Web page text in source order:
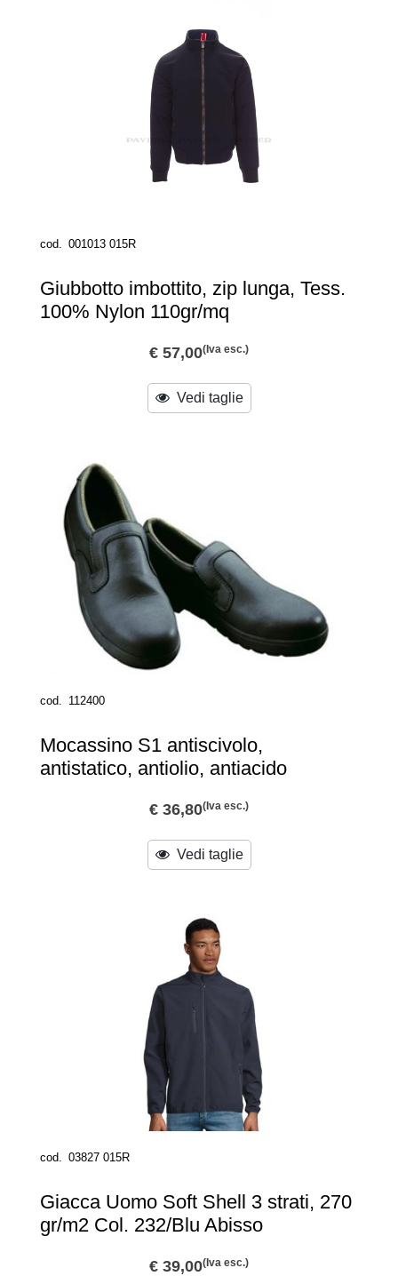
cod. 001013 015R
Giubbotto imbottito, zip lunga, Tess.
100% Nylon 110gr/mq
€ 57,00(Iva esc.)
Vedi taglie
cod. 112400
Mocassino S1 antiscivolo,
antistatico, antiolio, antiacido
€ 36,80(Iva esc.)
Vedi taglie
cod. 03827 015R
Giacca Uomo Soft Shell 3 strati, 270
gr/m2 Col. 232/Blu Abisso
€ 39,00(Iva esc.)